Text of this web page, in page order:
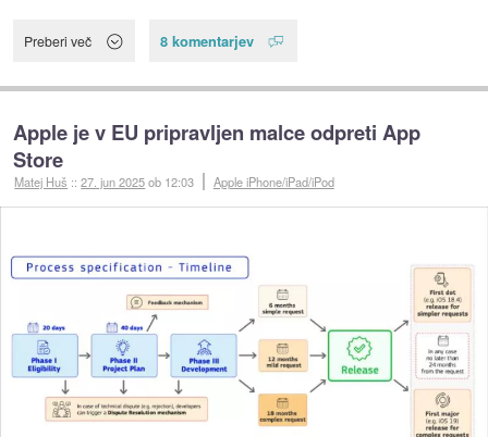
Preberi več 8 komentarjev
Apple je v EU pripravljen malce odpreti App
Store
Matej Huš ::27. jun 2025ob 12:03 Apple iPhone/iPad/iPod